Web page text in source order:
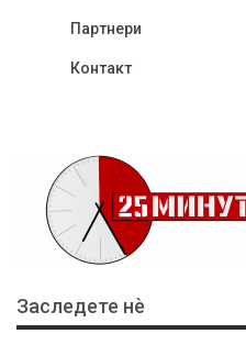
Партнери
Контакт
Заследете нѐ